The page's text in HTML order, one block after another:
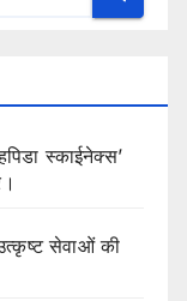
स्काईनेक्स’
सेवाओं की